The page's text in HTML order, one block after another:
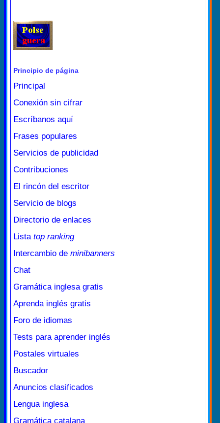
Principio de página
Principal
Conexión sin cifrar
Escríbanos aquí
Frases populares
Servicios de publicidad
Contribuciones
El rincón del escritor
Servicio de blogs
Directorio de enlaces
Lista top ranking
Intercambio de minibanners
Chat
Gramática inglesa gratis
Aprenda inglés gratis
Foro de idiomas
Tests para aprender inglés
Postales virtuales
Buscador
Anuncios clasificados
Lengua inglesa
Gramática catalana